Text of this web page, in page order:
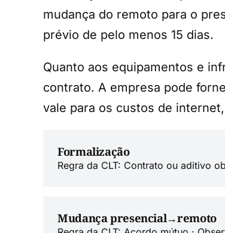
mudança do remoto para o
prévio de pelo menos 15 dias.
Quanto aos equipamentos e
contrato. A empresa pode
vale para os custos de
Formalização
Regra da CLT: Contrato ou aditivo
Mudança presencial→remoto